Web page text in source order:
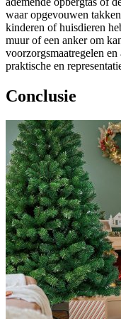
waar opgevouwen
kinderen of huisdieren
muur of een anker om
voorzorgsmaatregelen
praktische en
Conclusie